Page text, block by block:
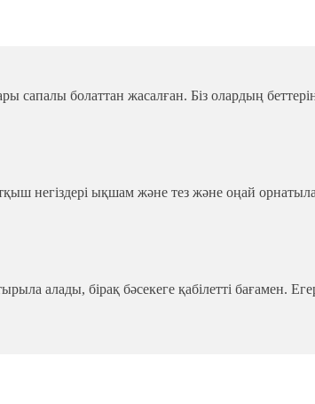
сапалы болаттан жасалған. Біз олардың
негіздері ықшам және тез және оңай
алады, бірақ бәсекеге қабілетті бағамен.